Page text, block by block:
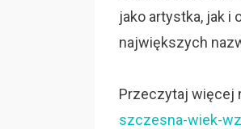
jako artystka, jak i
największych
Przeczytaj więcej
szczesna-wiek-